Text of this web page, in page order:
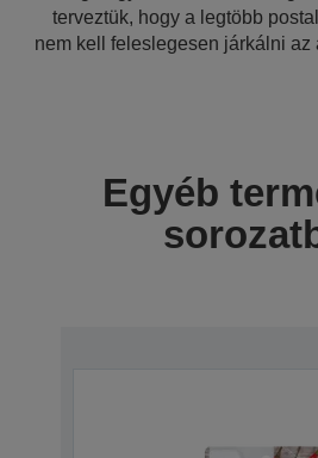
terveztük, hogy a legtöbb
nem kell feleslegesen járkálni az
Egyéb